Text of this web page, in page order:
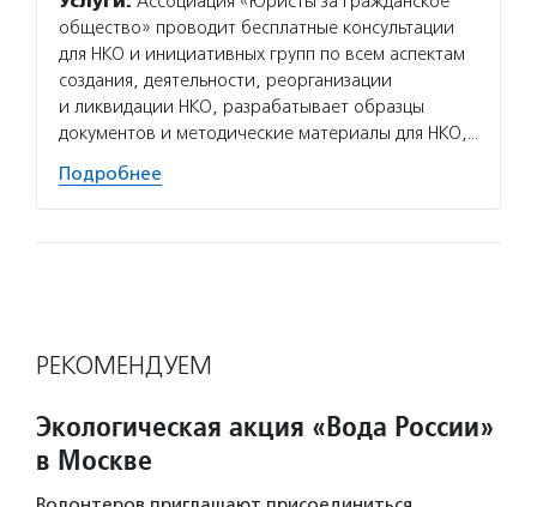
общество» проводит бесплатные консультации
для НКО и инициативных групп по всем аспектам
создания, деятельности, реорганизации
и ликвидации НКО, разрабатывает образцы
документов и методические материалы для НКО,…
Подробнее
РЕКОМЕНДУЕМ
Экологическая акция «Вода России»
в Москве